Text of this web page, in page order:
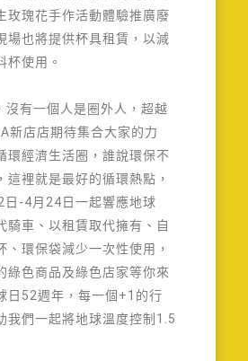
玫瑰花手作活動體驗推廣廢
場也將提供杯具租賃，以減
杯使用。
有一個人是圈外人，超越
新店店期待集合大家的力
環經濟生活圈，誰說環保不
這裡就是最好的循環熱點，
日-4月24日一起響應地球
騎車、以租賃取代擁有、自
、環保袋減少一次性使用，
綠色商品及綠色店家等你來
日52週年，每一個+1的行
我們一起將地球溫度控制1.5